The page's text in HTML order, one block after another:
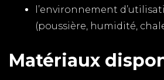
l’environnement
(poussière, humidité,
Matériaux